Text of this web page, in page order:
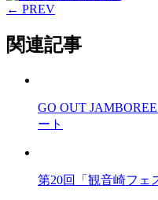
← PREV
関連記事
GO OUT
ート
第20回「観音崎フェ